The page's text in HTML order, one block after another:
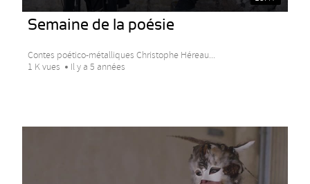
Semaine de la poésie
Contes poético-métalliques Christophe Héreau...
1 K vues
Il y a 5 années